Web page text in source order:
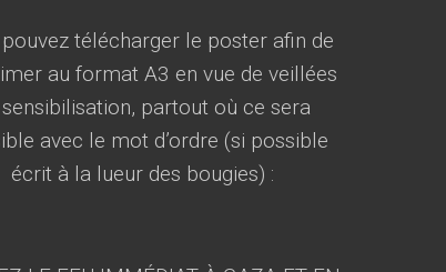
télécharger le poster afin de
au format A3 en vue de veillées
partout où ce sera
avec le mot d’ordre (si possible
écrit à la lueur des bougies) :